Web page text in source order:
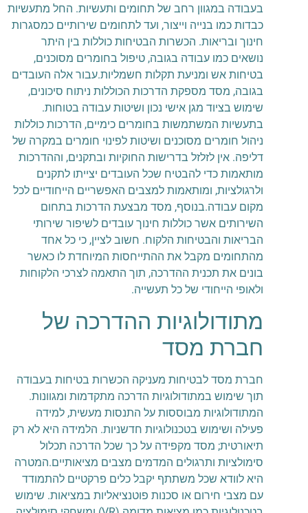
בעבודה במגוון רחב של תחומים ותעשיות. החל מתעשיות
כבדות כמו בנייה וייצור, ועד לתחומים שירותיים כמסגרות
חינוך ובריאות. הכשרות הבטיחות כוללות בין היתר
נושאים כמו עבודה בגובה, טיפול בחומרים מסוכנים,
בטיחות אש ומניעת תקלות חשמליות.עבור אלה העובדים
בגובה, מסד מספקת הדרכות הכוללות ניתוח סיכונים,
שימוש בציוד מגן אישי נכון ושיטות עבודה בטוחות.
בתעשיות המשתמשות בחומרים כימיים, הדרכות כוללות
ניהול חומרים מסוכנים ושיטות לפינוי חומרים במקרה של
דליפה. אין לזלזל בדרישות החוקיות ובתקנים, וההדרכות
מותאמות כדי להבטיח שכל העובדים יצייתו לתקנים
ולרגולציות, ומותאמות למצבים האפשריים הייחודיים לכל
מקום עבודה.בנוסף, מסד מבצעת הדרכות בתחום
השירותים אשר כוללות חינוך עובדים לשיפור שירותי
הבריאות והבטיחות הלקוח. חשוב לציין, כי כל אחד
מהתחומים מקבל את ההתייחסות המיוחדת לו כאשר
בונים את תכנית ההדרכה, תוך התאמה לצרכי הלקוחות
ולאופי הייחודי של כל תעשייה.
מתודולוגיות ההדרכה של
חברת מסד
חברת מסד לבטיחות מעניקה הכשרות בטיחות בעבודה
תוך שימוש במתודולוגיות הדרכה מתקדמות ומגוונות.
המתודולוגיות מבוססות על התנסות מעשית, למידה
פעילה ושימוש בטכנולוגיות חדשניות. הלמידה היא לא רק
תיאורטית; מסד מקפידה על כך שכל הדרכה תכלול
סימולציות ותרגולים המדמים מצבים מציאותיים.המטרה
היא לוודא שכל משתתף יקבל כלים פרקטיים להתמודד
עם מצבי חירום או סכנות פוטנציאליות במציאות. שימוש